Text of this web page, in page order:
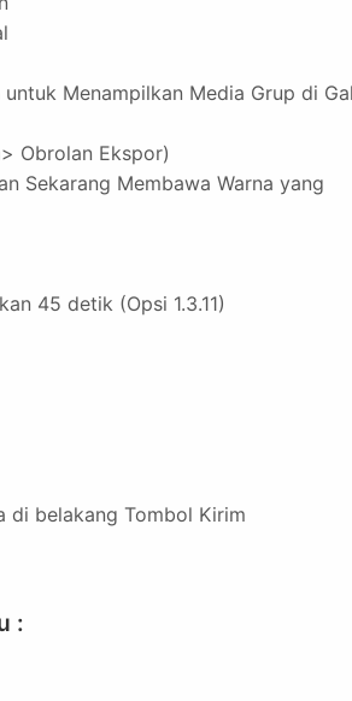
Menampilkan Media Grup di
Obrolan Ekspor)
Sekarang Membawa Warna yang
45 detik (Opsi 1.3.11)
di belakang Tombol Kirim
: